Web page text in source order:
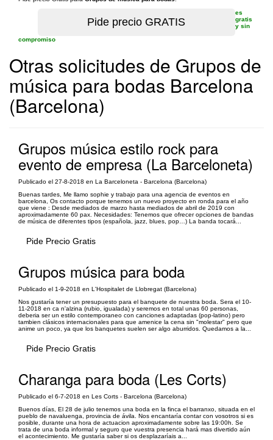
es
gratis
y sin
compromiso
Otras solicitudes de Grupos de
música para bodas Barcelona
(Barcelona)
Grupos música estilo rock para
evento de empresa (La Barceloneta)
Publicado el 27-8-2018 en La Barceloneta - Barcelona (Barcelona)
Buenas tardes, Me llamo sophie y trabajo para una agencia de eventos en
barcelona, Os contacto porque tenemos un nuevo proyecto en ronda para el año
que viene : Desde mediados de marzo hasta mediados de abril de 2019 con
aproximadamente 60 pax. Necesidades: Tenemos que ofrecer opciones de bandas
de música de diferentes tipos (española, jazz, blues, pop…) La banda tocará...
Pide Precio Gratis
Grupos música para boda
Publicado el 1-9-2018 en L'Hospitalet de Llobregat (Barcelona)
Nos gustaría tener un presupuesto para el banquete de nuestra boda. Sera el 10-
11-2018 en ca n'alzina (rubio, igualada) y seremos en total unas 60 personas,
deberia ser un estilo contemporaneo con canciones adaptadas (pop-latino) pero
tambien clásicos internacionales para que amenice la cena sin "molestar" pero que
anime un poco, ya que los banquetes suelen ser algo aburridos. Quedamos a la...
Pide Precio Gratis
Charanga para boda (Les Corts)
Publicado el 6-7-2018 en Les Corts - Barcelona (Barcelona)
Buenos días, El 28 de julio tenemos una boda en la finca el barranxo, situada en el
pueblo de navaluenga, provincia de ávila. Nos encantaría contar con vosotros si es
posible, durante una hora de actuacion aproximadamente sobre las 19:00h. Se
trata de una boda informal y seguro que vuestra presencia hará mas divertido aún
el acontecimiento. Me gustaría saber si os desplazaríais a...